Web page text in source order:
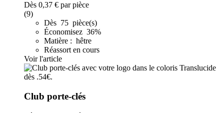
Dès 0,37 € par pièce
(9)
Dès 75 pièce(s)
Économisez 36%
Matière : hêtre
Réassort en cours
Voir l'article
Club porte-clés